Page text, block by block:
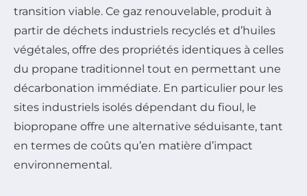
transition viable. Ce gaz renouvelable, produit à
partir de déchets industriels recyclés et d’huiles
végétales, offre des propriétés identiques à celles
du propane traditionnel tout en permettant une
décarbonation immédiate. En particulier pour les
sites industriels isolés dépendant du fioul, le
biopropane offre une alternative séduisante, tant
en termes de coûts qu’en matière d’impact
environnemental.